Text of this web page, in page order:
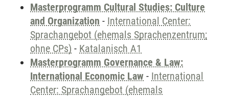
Masterprogramm Cultural Studies: Culture
and Organization - International Center:
Sprachangebot (ehemals Sprachenzentrum;
ohne CPs) - Katalanisch A1
Masterprogramm Governance & Law:
International Economic Law - International
Center: Sprachangebot (ehemals